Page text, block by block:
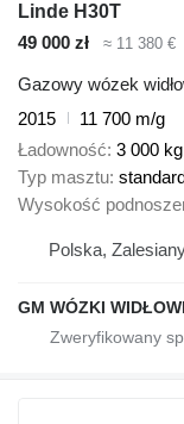
Linde H30T
49 000 zł
≈ 11 380 €
Gazowy wózek
2015
11 700 m/g
Ładowność 3 000 kg
Typ masztu
Wysokość
Polska,
GM WÓZKI